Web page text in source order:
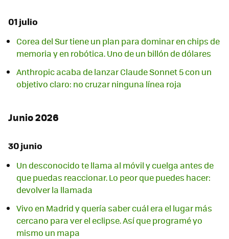
01 julio
Corea del Sur tiene un plan para dominar en chips de
memoria y en robótica. Uno de un billón de dólares
Anthropic acaba de lanzar Claude Sonnet 5 con un
objetivo claro: no cruzar ninguna línea roja
Junio 2026
30 junio
Un desconocido te llama al móvil y cuelga antes de
que puedas reaccionar. Lo peor que puedes hacer:
devolver la llamada
Vivo en Madrid y quería saber cuál era el lugar más
cercano para ver el eclipse. Así que programé yo
mismo un mapa